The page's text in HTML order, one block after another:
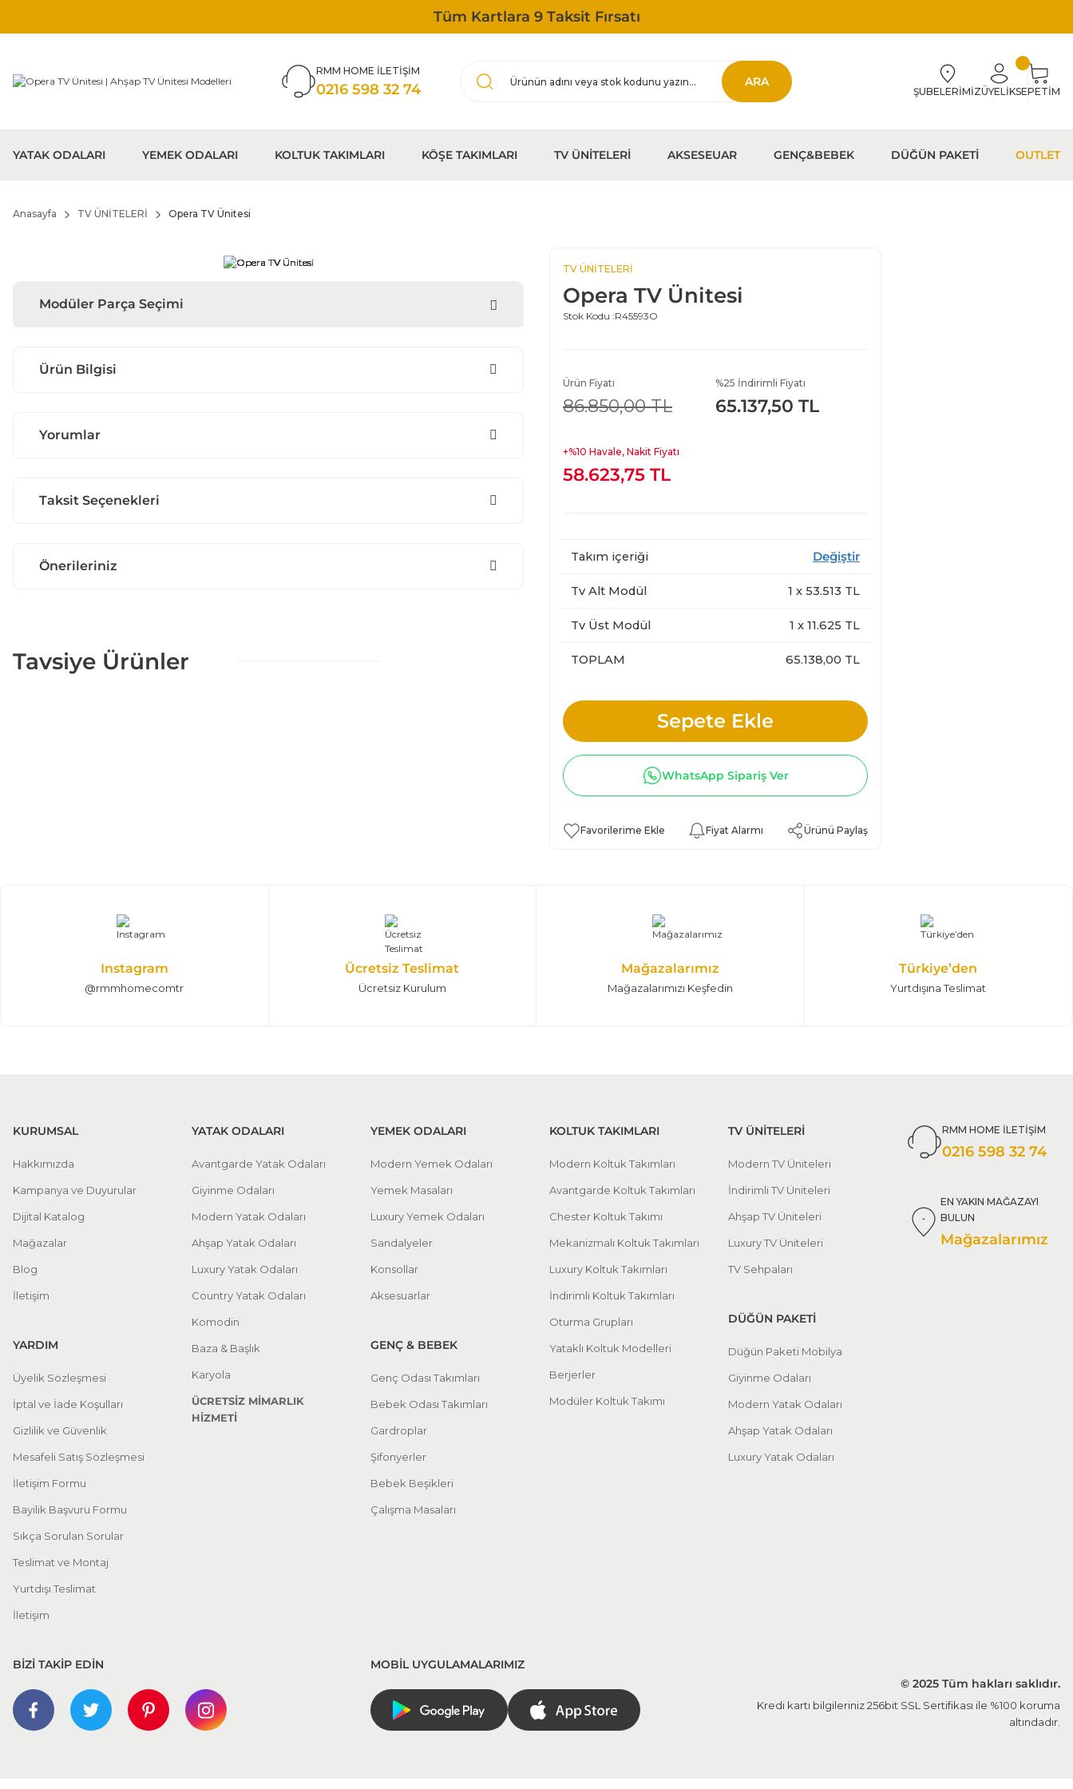
Tüm Kartlara 9 Taksit Fırsatı
RMM HOME İLETİŞİM
0216 598 32 74 ARA
ŞUBELERİMİZÜYELİKSEPETİM
YATAK ODALARI YEMEK ODALARI KOLTUK TAKIMLARI KÖŞE TAKIMLARI TV ÜNİTELERİ AKSESEUAR GENÇ&BEBEK DÜĞÜN PAKETİ OUTLET
Anasayfa TV ÜNİTELERİ Opera TV Ünitesi
Modüler Parça Seçimi
Ürün Bilgisi
Yorumlar
Taksit Seçenekleri
Önerileriniz
Tavsiye Ürünler
TV ÜNİTELERİ
Opera TV Ünitesi
Stok Kodu :R45593O
Ürün Fiyatı
86.850,00 TL
%25 İndirimli Fiyatı
65.137,50 TL
+%10 Havale, Nakit Fiyatı
58.623,75 TL
Takım içeriği Değiştir
Tv Alt Modül 1 x 53.513 TL
Tv Üst Modül 1 x 11.625 TL
TOPLAM 65.138,00 TL
Sepete Ekle
WhatsApp Sipariş Ver
Fiyat Alarmı Ürünü Paylaş
Instagram
@rmmhomecomtr
Ücretsiz Teslimat
Ücretsiz Kurulum
Mağazalarımız
Mağazalarımızı Keşfedin
Türkiye’den
Yurtdışına Teslimat
KURUMSAL
Hakkımızda
Kampanya ve Duyurular
Dijital Katalog
Mağazalar
Blog
İletişim
YARDIM
Üyelik Sözleşmesi
İptal ve İade Koşulları
Gizlilik ve Güvenlik
Mesafeli Satış Sözleşmesi
İletişim Formu
Bayilik Başvuru Formu
Sıkça Sorulan Sorular
Teslimat ve Montaj
Yurtdışı Teslimat
İletişim
YATAK ODALARI
Avantgarde Yatak Odaları
Giyinme Odaları
Modern Yatak Odaları
Ahşap Yatak Odaları
Luxury Yatak Odaları
Country Yatak Odaları
Komodin
Baza & Başlık
Karyola
ÜCRETSİZ MİMARLIK
HİZMETİ
YEMEK ODALARI
Modern Yemek Odaları
Yemek Masaları
Luxury Yemek Odaları
Sandalyeler
Konsollar
Aksesuarlar
GENÇ & BEBEK
Genç Odası Takımları
Bebek Odası Takımları
Gardroplar
Şifonyerler
Bebek Beşikleri
Çalışma Masaları
KOLTUK TAKIMLARI
Modern Koltuk Takımları
Avantgarde Koltuk Takımları
Chester Koltuk Takımı
Mekanizmalı Koltuk Takımları
Luxury Koltuk Takımları
İndirimli Koltuk Takımları
Oturma Grupları
Yataklı Koltuk Modelleri
Berjerler
Modüler Koltuk Takımı
TV ÜNİTELERİ
Modern TV Üniteleri
İndirimli TV Üniteleri
Ahşap TV Üniteleri
Luxury TV Üniteleri
TV Sehpaları
DÜĞÜN PAKETİ
Düğün Paketi Mobilya
Giyinme Odaları
Modern Yatak Odaları
Ahşap Yatak Odaları
Luxury Yatak Odaları
RMM HOME İLETİŞİM
0216 598 32 74
EN YAKIN MAĞAZAYI
BULUN
Mağazalarımız
BİZİ TAKİP EDİN
MOBİL UYGULAMALARIMIZ
© 2025 Tüm hakları saklıdır.
Kredi kartı bilgileriniz 256bit SSL Sertifikası ile %100 koruma
altındadır.